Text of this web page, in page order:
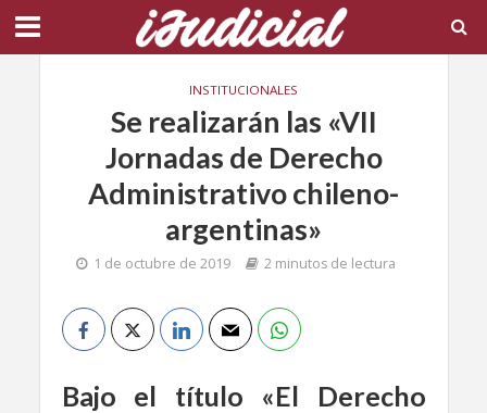
INSTITUCIONALES
Se realizarán las «VII
Jornadas de Derecho
Administrativo chileno-
argentinas»
1 de octubre de 2019 2 minutos de lectura
Bajo el título «El Derecho